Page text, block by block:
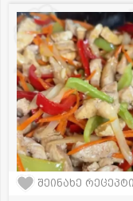
შეინახე რეცეპტი